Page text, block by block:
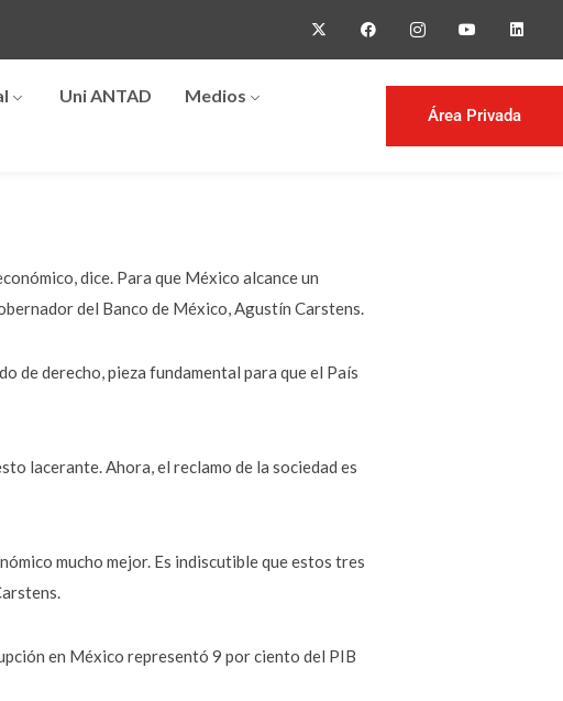
Uni ANTAD
Medios
Área Privada
dice. Para que México alcance un
del Banco de México, Agustín Carstens.
de derecho, pieza fundamental para que el País
lacerante. Ahora, el reclamo de la sociedad es
mucho mejor. Es indiscutible que estos tres
en México representó 9 por ciento del PIB